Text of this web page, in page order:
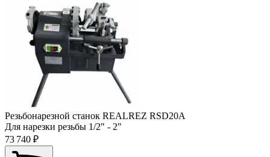
Резьбонарезной станок REALREZ RSD20A
Для нарезки резьбы 1/2" - 2"
73 740 ₽